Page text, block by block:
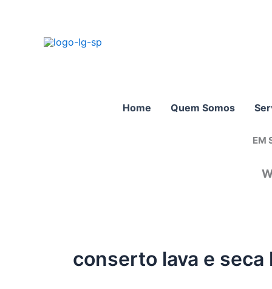
Home Quem Somos
EM
conserto lava e